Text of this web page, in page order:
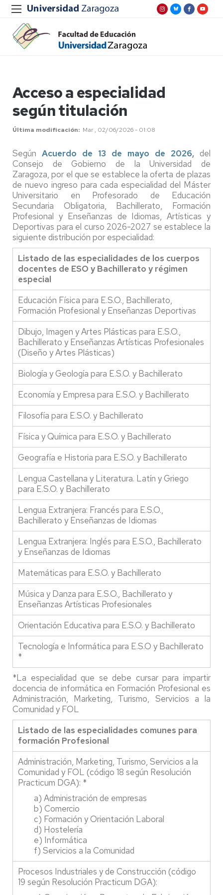
Acceso a especialidad
según titulación
Última modificación Mar , 02/06/2026 - 01:08
Según Acuerdo de 13 de mayo de 2026, del
Consejo de Gobierno de la Universidad de
Zaragoza, por el que se establece la oferta de plazas
de nuevo ingreso para cada especialidad del Máster
Universitario en Profesorado de Educación
Secundaria Obligatoria, Bachillerato, Formación
Profesional y Enseñanzas de Idiomas, Artísticas y
Deportivas para el curso 2026-2027 se establece la
siguiente distribución por especialidad:
Listado de las especialidades de los cuerpos
docentes de ESO y Bachillerato y régimen
especial
Educación Física para E.S.O., Bachillerato,
Formación Profesional y Enseñanzas Deportivas
Dibujo, Imagen y Artes Plásticas para E.S.O.,
Bachillerato y Enseñanzas Artísticas Profesionales
(Diseño y Artes Plásticas)
Biología y Geología para E.S.O. y Bachillerato
Economía y Empresa para E.S.O. y Bachillerato
Filosofía para E.S.O. y Bachillerato
Física y Química para E.S.O. y Bachillerato
Geografía e Historia para E.S.O. y Bachillerato
Lengua Castellana y Literatura. Latín y Griego
para E.S.O. y Bachillerato
Lengua Extranjera: Francés para E.S.O.,
Bachillerato y Enseñanzas de Idiomas
Lengua Extranjera: Inglés para E.S.O., Bachillerato
y Enseñanzas de Idiomas
Matemáticas para E.S.O. y Bachillerato
Música y Danza para E.S.O., Bachillerato y
Enseñanzas Artísticas Profesionales
Orientación Educativa para E.S.O. y Bachillerato
Tecnología e Informática para E.S.O y Bachillerato
*
*La especialidad que se debe cursar para impartir
docencia de informática en Formación Profesional es
Administración, Marketing, Turismo, Servicios a la
Comunidad y FOL
Listado de las especialidades comunes para
formación Profesional
Administración, Marketing, Turismo, Servicios a la
Comunidad y FOL (código 18 según Resolución
Practicum DGA): *
a) Administración de empresas
b) Comercio
c) Formación y Orientación Laboral
d) Hostelería
e) Informática
f) Servicios a la Comunidad
Procesos Industriales y de Construcción (código
19 según Resolución Practicum DGA):